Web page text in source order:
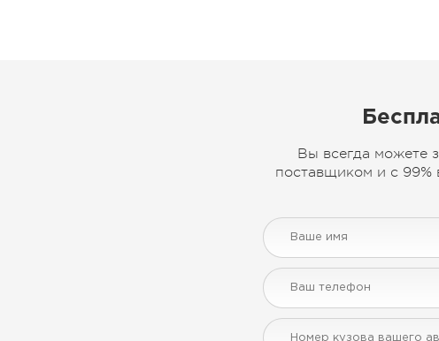
Вы всегда можете
поставщиком и с 99%